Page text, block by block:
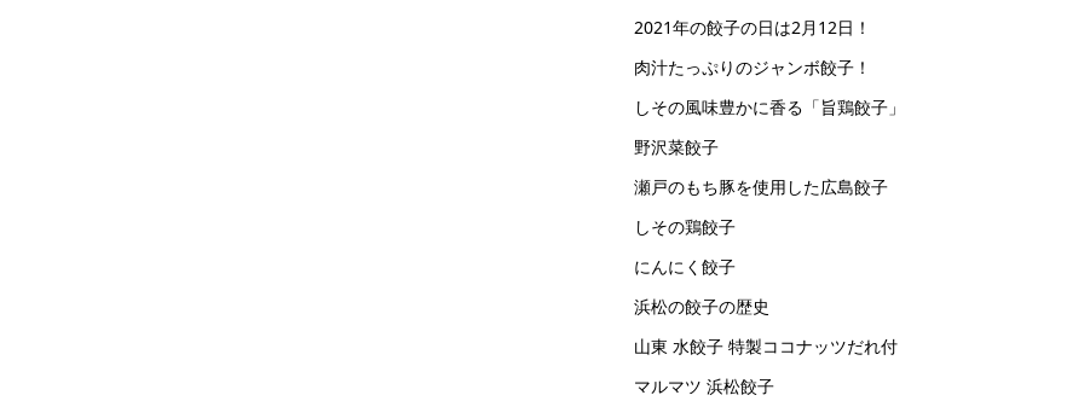
2021年の餃子の日は2月12日！
肉汁たっぷりのジャンボ餃子！
しその風味豊かに香る「旨鶏餃子」
野沢菜餃子
瀬戸のもち豚を使用した広島餃子
しその鶏餃子
にんにく餃子
浜松の餃子の歴史
山東 水餃子 特製ココナッツだれ付
マルマツ 浜松餃子